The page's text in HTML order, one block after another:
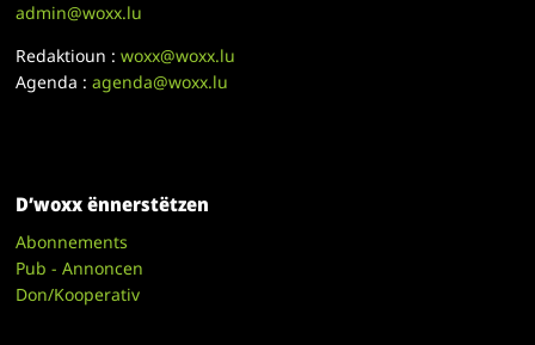
admin@woxx.lu
Redaktioun :woxx@woxx.lu
Agenda :agenda@woxx.lu
D’woxx ënnerstëtzen
Abonnements
Pub - Annoncen
Don/Kooperativ